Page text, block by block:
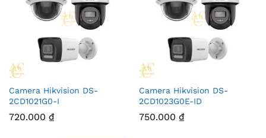
Camera Hikvision DS-
2CD1021G0-I
720.000 ₫
Camera Hikvision DS-
2CD1023G0E-ID
750.000 ₫